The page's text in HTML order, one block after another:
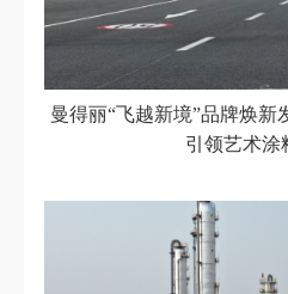
曼得丽“飞越新境”品牌焕新
引领艺术涂